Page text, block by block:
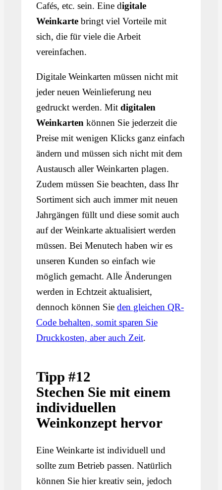
Cafés, etc. sein. Eine digitale
Weinkarte bringt viel Vorteile mit
sich, die für viele die Arbeit
vereinfachen.
Digitale Weinkarten müssen nicht mit
jeder neuen Weinlieferung neu
gedruckt werden. Mitdigitalen
Weinkarten können Sie jederzeit die
Preise mit wenigen Klicks ganz einfach
ändern und müssen sich nicht mit dem
Austausch aller Weinkarten plagen.
Zudem müssen Sie beachten, dass Ihr
Sortiment sich auch immer mit neuen
Jahrgängen füllt und diese somit auch
auf der Weinkarte aktualisiert werden
müssen. Bei Menutech haben wir es
unseren Kunden so einfach wie
möglich gemacht. Alle Änderungen
werden in Echtzeit aktualisiert,
dennoch können Sieden gleichen QR-
Code behalten, somit sparen Sie
Druckkosten, aber auch Zeit.
Tipp #12
Stechen Sie mit einem
individuellen
Weinkonzept hervor
Eine Weinkarte ist individuell und
sollte zum Betrieb passen. Natürlich
können Sie hier kreativ sein, jedoch